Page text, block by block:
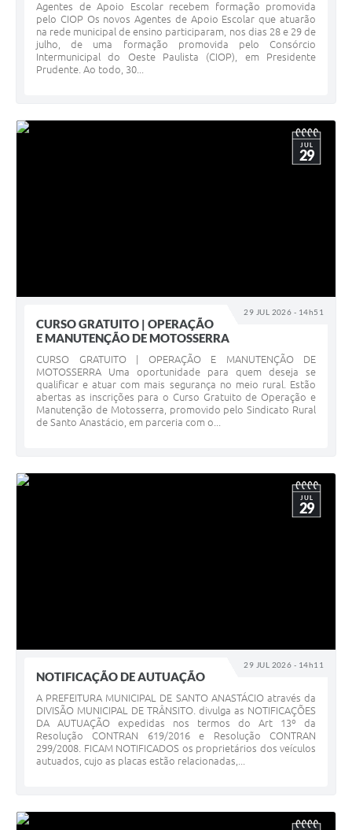
Agentes de Apoio Escolar recebem formação promovida
pelo CIOP Os novos Agentes de Apoio Escolar que atuarão
na rede municipal de ensino participaram, nos dias 28 e 29 de
julho, de uma formação promovida pelo Consórcio
Intermunicipal do Oeste Paulista (CIOP), em Presidente
Prudente. Ao todo, 30...
29 JUL 2026 - 14h51
JUL
29
CURSO GRATUITO | OPERAÇÃO
E MANUTENÇÃO DE MOTOSSERRA
CURSO GRATUITO | OPERAÇÃO E MANUTENÇÃO DE
MOTOSSERRA Uma oportunidade para quem deseja se
qualificar e atuar com mais segurança no meio rural. Estão
abertas as inscrições para o Curso Gratuito de Operação e
Manutenção de Motosserra, promovido pelo Sindicato Rural
de Santo Anastácio, em parceria com o...
29 JUL 2026 - 14h11
JUL
29
NOTIFICAÇÃO DE AUTUAÇÃO
A PREFEITURA MUNICIPAL DE SANTO ANASTÁCIO através da
DIVISÃO MUNICIPAL DE TRÂNSITO. divulga as NOTIFICAÇÕES
DA AUTUAÇÃO expedidas nos termos do Art 13º da
Resolução CONTRAN 619/2016 e Resolução CONTRAN
299/2008. FICAM NOTIFICADOS os proprietários dos veículos
autuados, cujo as placas estão relacionadas,...